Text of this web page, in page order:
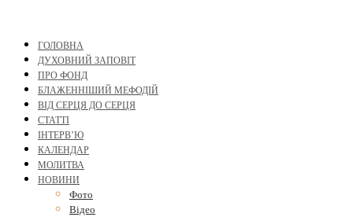
ГОЛОВНА
ДУХОВНИЙ ЗАПОВІТ
ПРО ФОНД
БЛАЖЕННІШИЙ МЕФОДІЙ
ВІД СЕРЦЯ ДО СЕРЦЯ
СТАТТІ
ІНТЕРВ’Ю
КАЛЕНДАР
МОЛИТВА
НОВИНИ
Фото
Відео